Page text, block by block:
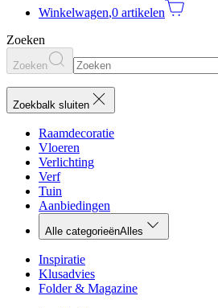
Winkelwagen,0 artikelen
Zoeken
Zoeken
Zoekbalk sluiten
Raamdecoratie
Vloeren
Verlichting
Verf
Tuin
Aanbiedingen
Alle categorieënAlles
Inspiratie
Klusadvies
Folder & Magazine